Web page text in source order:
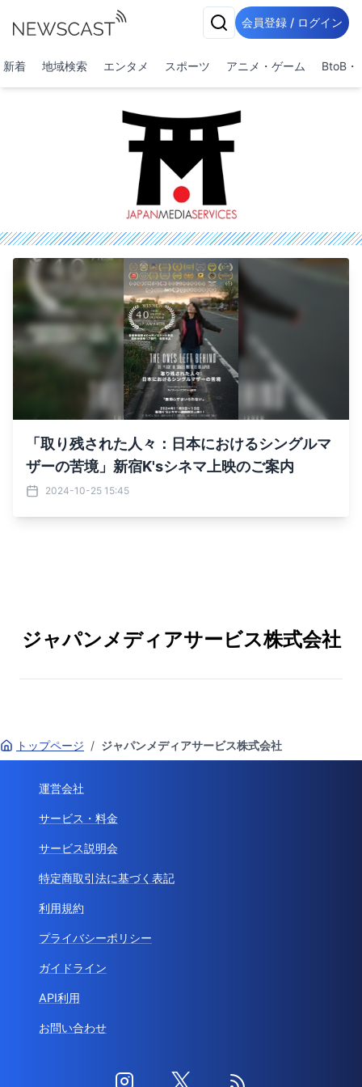
会員登録 / ログイン
新着 地域検索 エンタメ スポーツ アニメ・ゲーム BtoB・
「取り残された人々：日本におけるシングルマ
ザーの苦境」新宿K'sシネマ上映のご案内
2024-10-25 15:45
ジャパンメディアサービス株式会社
トップページ / ジャパンメディアサービス株式会社
運営会社
サービス・料金
サービス説明会
特定商取引法に基づく表記
利用規約
プライバシーポリシー
ガイドライン
API利用
お問い合わせ